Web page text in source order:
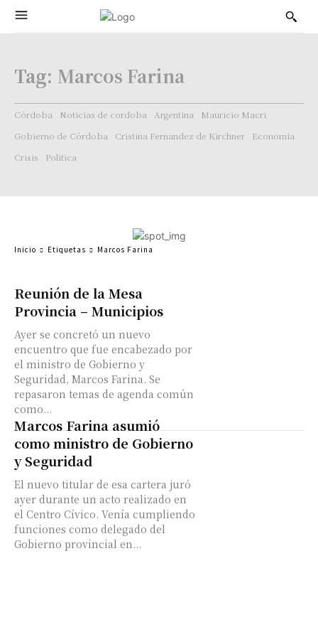
Tag: Marcos Farina
Córdoba Noticias de cordoba Argentina
Mauricio Macri
Gobierno de Córdoba
Cristina Fernandez de Kirchner
Economía
Crisis
Politica
Reunión de la Mesa
Provincia – Municipios
Ayer se concretó un nuevo
encuentro que fue encabezado por
el ministro de Gobierno y
Seguridad, Marcos Farina. Se
repasaron temas de agenda común
como...
Marcos Farina asumió
como ministro de Gobierno
y Seguridad
El nuevo titular de esa cartera juró
ayer durante un acto realizado en
el Centro Cívico. Venía cumpliendo
funciones como delegado del
Gobierno provincial en...
Inicio Etiquetas Marcos Farina